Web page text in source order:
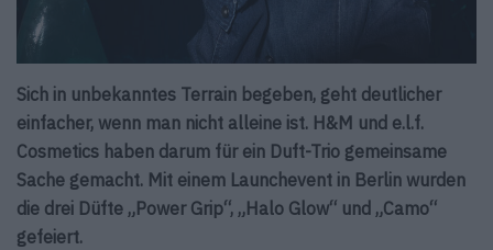
Sich in unbekanntes Terrain begeben, geht deutlicher
einfacher, wenn man nicht alleine ist. H&M und e.l.f.
Cosmetics haben darum für ein Duft-Trio gemeinsame
Sache gemacht. Mit einem Launchevent in Berlin wurden
die drei Düfte „Power Grip“, „Halo Glow“ und „Camo“
gefeiert.